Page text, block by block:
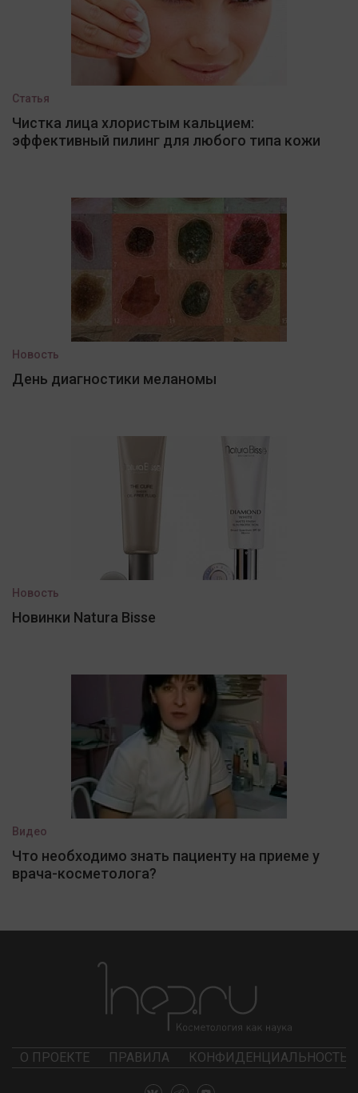
Статья
Чистка лица хлористым кальцием:
эффективный пилинг для любого типа кожи
Новость
День диагностики меланомы
Новость
Новинки Natura Bisse
Видео
Что необходимо знать пациенту на приеме у
врача-косметолога?
О ПРОЕКТЕ ПРАВИЛА КОНФИДЕНЦИАЛЬНОСТЬ